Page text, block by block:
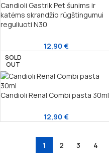
Candioli Gastrik Pet šunims ir
katėms skrandžio rūgštingumui
reguliuoti N30
12,90€
SOLD
OUT
Candioli Renal Combi pasta 30ml
12,90€
1 2 3 4